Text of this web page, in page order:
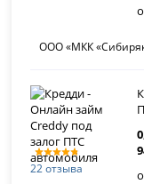
ООО «МКК
22 отзыва
0